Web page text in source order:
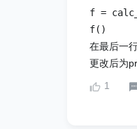
f =
f()
在最后一
更改后为
1